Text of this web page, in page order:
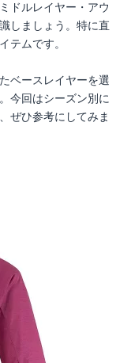
ドルレイヤー・アウ
しましょう。特に直
テムです。
ベースレイヤーを選
今回はシーズン別に
ぜひ参考にしてみま